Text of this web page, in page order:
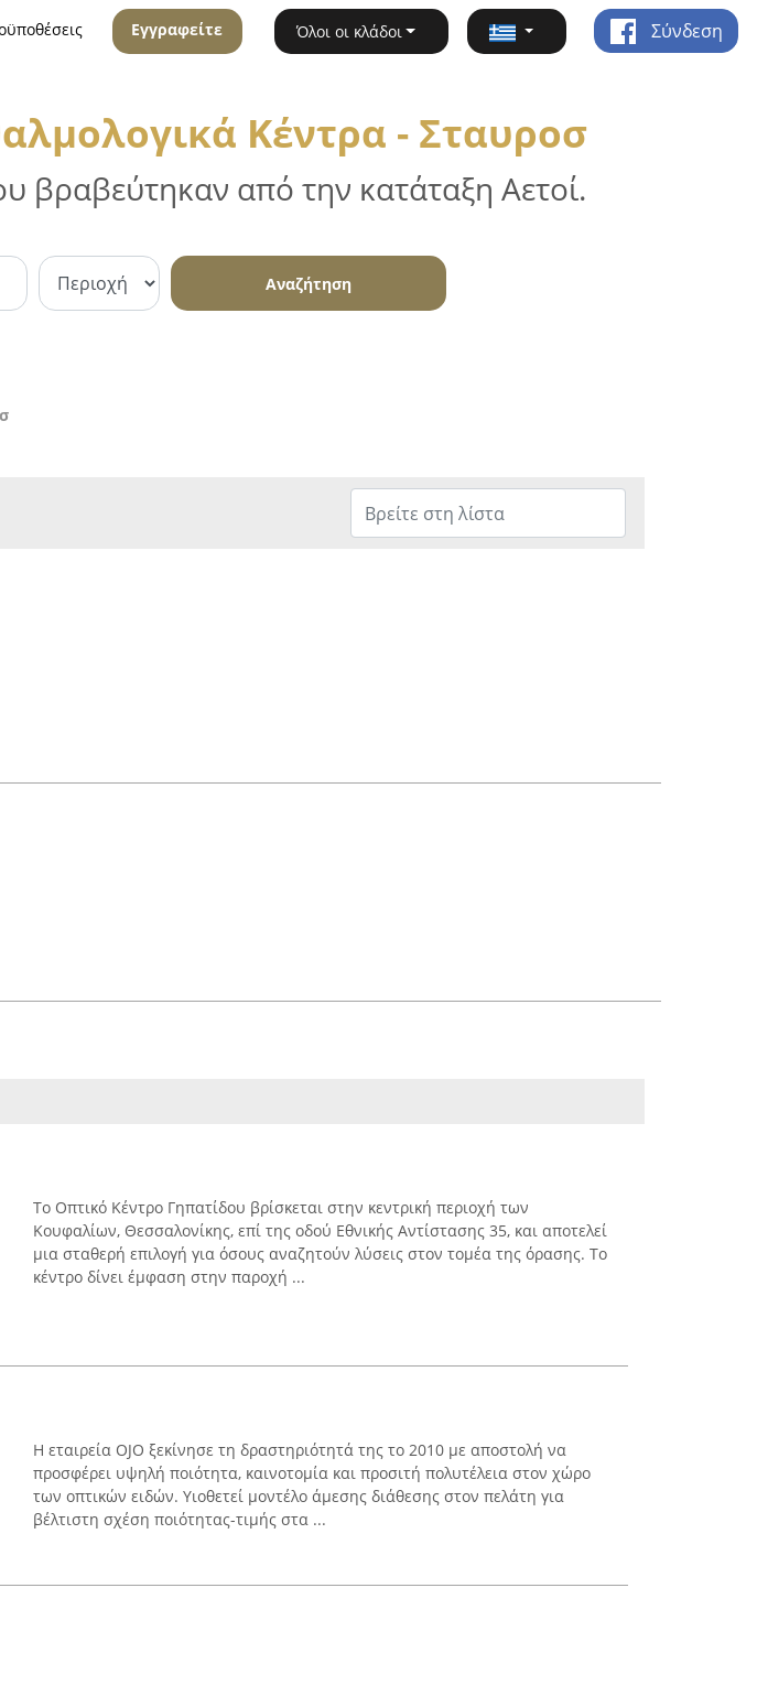
Εγγραφείτε Όλοι οι κλάδοι Σύνδεση
Κέντρα - Σταυροσ
βραβεύτηκαν από την κατάταξη Αετοί.
Αναζήτηση
Το Οπτικό Κέντρο Γηπατίδου βρίσκεται στην κεντρική περιοχή των
Κουφαλίων, Θεσσαλονίκης, επί της οδού Εθνικής Αντίστασης 35, και αποτελεί
μια σταθερή επιλογή για όσους αναζητούν λύσεις στον τομέα της όρασης. Το
κέντρο δίνει έμφαση στην παροχή ...
Η εταιρεία OJO ξεκίνησε τη δραστηριότητά της το 2010 με αποστολή να
προσφέρει υψηλή ποιότητα, καινοτομία και προσιτή πολυτέλεια στον χώρο
των οπτικών ειδών. Υιοθετεί μοντέλο άμεσης διάθεσης στον πελάτη για
βέλτιστη σχέση ποιότητας-τιμής στα ...